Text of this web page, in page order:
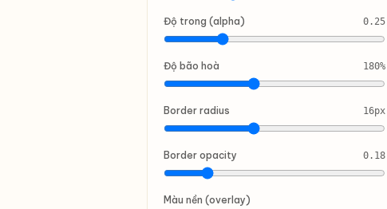
Độ trong (alpha) 0.25
Độ bão hoà 180%
Border radius 16px
Border opacity 0.18
Màu nền (overlay)